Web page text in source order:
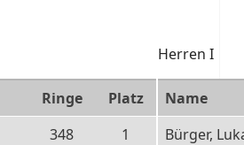
Ringe
Platz
348 1
Herren I
Name
Bürger,